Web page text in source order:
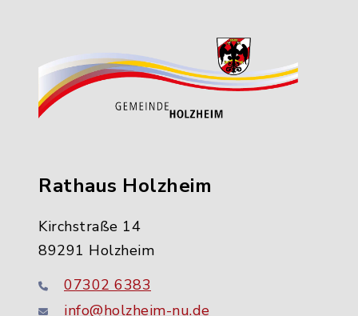
Rathaus Holzheim
Kirchstraße 14
89291 Holzheim
07302 6383
info@holzheim-nu.de